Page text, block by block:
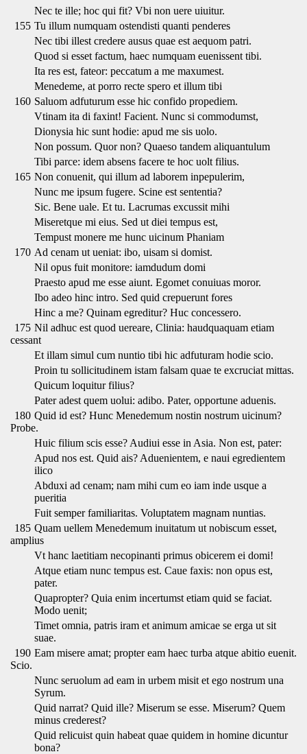
Nec te ille; hoc qui fit? Vbi non uere uiuitur.
155 Tu illum numquam ostendisti quanti penderes
Nec tibi illest credere ausus quae est aequom patri.
Quod si esset factum, haec numquam euenissent tibi.
Ita res est, fateor: peccatum a me maxumest.
Menedeme, at porro recte spero et illum tibi
160 Saluom adfuturum esse hic confido propediem.
Vtinam ita di faxint! Facient. Nunc si commodumst,
Dionysia hic sunt hodie: apud me sis uolo.
Non possum. Quor non? Quaeso tandem aliquantulum
Tibi parce: idem absens facere te hoc uolt filius.
165 Non conuenit, qui illum ad laborem inpepulerim,
Nunc me ipsum fugere. Scine est sententia?
Sic. Bene uale. Et tu. Lacrumas excussit mihi
Miseretque mi eius. Sed ut diei tempus est,
Tempust monere me hunc uicinum Phaniam
170 Ad cenam ut ueniat: ibo, uisam si domist.
Nil opus fuit monitore: iamdudum domi
Praesto apud me esse aiunt. Egomet conuiuas moror.
Ibo adeo hinc intro. Sed quid crepuerunt fores
Hinc a me? Quinam egreditur? Huc concessero.
175 Nil adhuc est quod uereare, Clinia: haudquaquam etiam
cessant
Et illam simul cum nuntio tibi hic adfuturam hodie scio.
Proin tu sollicitudinem istam falsam quae te excruciat mittas.
Quicum loquitur filius?
Pater adest quem uolui: adibo. Pater, opportune aduenis.
180 Quid id est? Hunc Menedemum nostin nostrum uicinum?
Probe.
Huic filium scis esse? Audiui esse in Asia. Non est, pater:
Apud nos est. Quid ais? Aduenientem, e naui egredientem
ilico
Abduxi ad cenam; nam mihi cum eo iam inde usque a
pueritia
Fuit semper familiaritas. Voluptatem magnam nuntias.
185 Quam uellem Menedemum inuitatum ut nobiscum esset,
amplius
Vt hanc laetitiam necopinanti primus obicerem ei domi!
Atque etiam nunc tempus est. Caue faxis: non opus est,
pater.
Quapropter? Quia enim incertumst etiam quid se faciat.
Modo uenit;
Timet omnia, patris iram et animum amicae se erga ut sit
suae.
190 Eam misere amat; propter eam haec turba atque abitio euenit.
Scio.
Nunc seruolum ad eam in urbem misit et ego nostrum una
Syrum.
Quid narrat? Quid ille? Miserum se esse. Miserum? Quem
minus crederest?
Quid relicuist quin habeat quae quidem in homine dicuntur
bona?